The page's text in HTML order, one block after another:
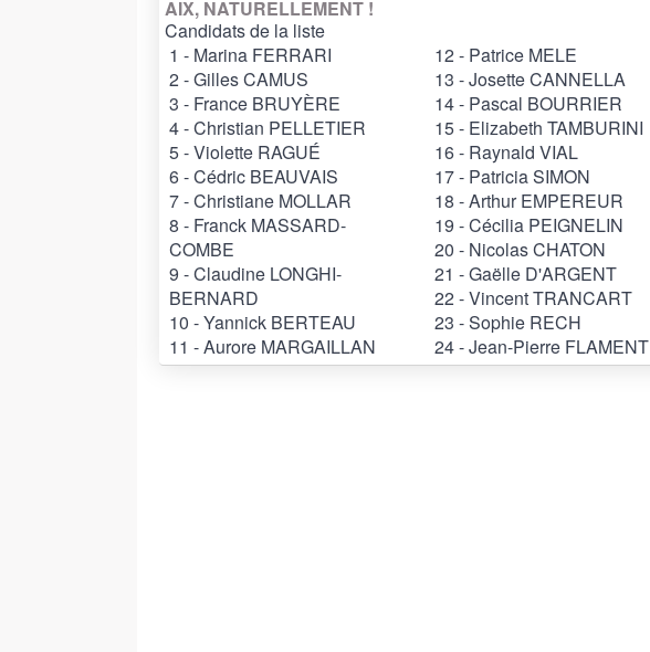
AIX, NATURELLEMENT !
Candidats de la liste
1 - Marina FERRARI
2 - Gilles CAMUS
3 - France BRUYÈRE
4 - Christian PELLETIER
5 - Violette RAGUÉ
6 - Cédric BEAUVAIS
7 - Christiane MOLLAR
8 - Franck MASSARD-
COMBE
9 - Claudine LONGHI-
BERNARD
10 - Yannick BERTEAU
11 - Aurore MARGAILLAN
12 - Patrice MELE
13 - Josette CANNELLA
14 - Pascal BOURRIER
15 - Elizabeth TAMBURINI
16 - Raynald VIAL
17 - Patricia SIMON
18 - Arthur EMPEREUR
19 - Cécilia PEIGNELIN
20 - Nicolas CHATON
21 - Gaëlle D'ARGENT
22 - Vincent TRANCART
23 - Sophie RECH
24 - Jean-Pierre FLAMENT